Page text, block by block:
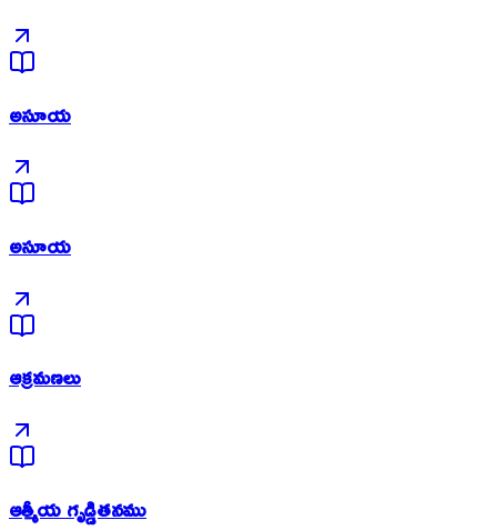
అసూయ
అసూయ
ఆక్రమణలు
ఆత్మీయ గృడ్డితనము